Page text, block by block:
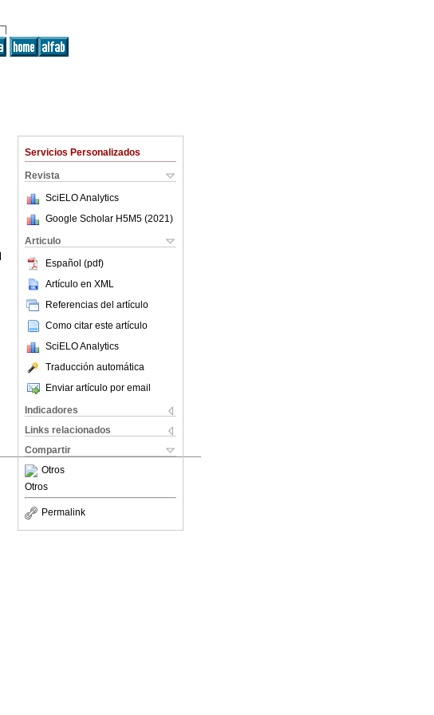
Servicios Personalizados
Revista
SciELO Analytics
Google Scholar H5M5 (2021 )
Articulo
Español (pdf)
Artículo en XML
Referencias del artículo
Como citar este artículo
SciELO Analytics
Traducción automática
Enviar artículo por email
Indicadores
Links relacionados
Compartir
Otros
Otros
Permalink